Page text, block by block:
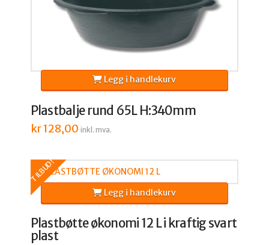
Plastbalje rund 65L H:340mm
kr128,00 inkl. mva.
Legg i handlekurv
TILBUD!
Plastbøtte økonomi 12 L i kraftig svart
plast
Legg i handlekurv